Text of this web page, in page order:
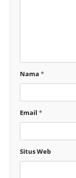
Nama *
Email *
Situs Web